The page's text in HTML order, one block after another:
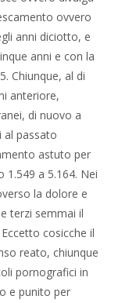
ovvero
anni diciotto, e
anni e con la
Chiunque, al di
anteriore,
di nuovo a
passato
astuto per
1.549 a 5.164. Nei
la dolore e
terzi semmai il
cosicche il
reato, chiunque
pornografici in
e punito per